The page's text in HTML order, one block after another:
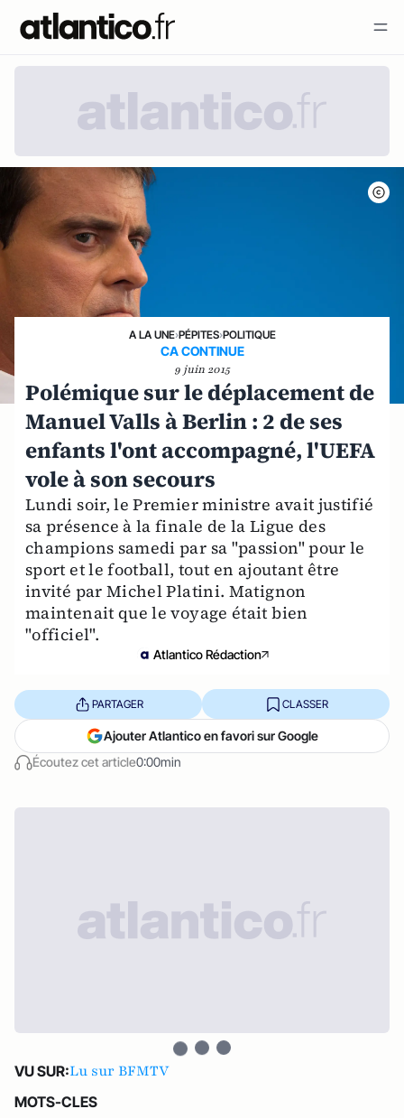
A LA UNE›PÉPITES›POLITIQUE
CA CONTINUE
9 juin 2015
Polémique sur le déplacement de
Manuel Valls à Berlin : 2 de ses
enfants l'ont accompagné, l'UEFA
vole à son secours
Lundi soir, le Premier ministre avait justifié
sa présence à la finale de la Ligue des
champions samedi par sa "passion" pour le
sport et le football, tout en ajoutant être
invité par Michel Platini. Matignon
maintenait que le voyage était bien
"officiel".
Atlantico Rédaction
Écoutez cet article0:00min
PARTAGER CLASSER
Ajouter Atlantico en favori sur Google
VU SUR:Lu sur BFMTV
MOTS-CLES